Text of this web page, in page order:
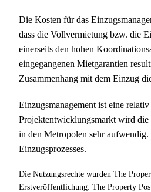
Die Kosten für das
dass die Vollvermietung bzw. die
einerseits den hohen
eingegangenen Mietgarantien
Zusammenhang mit dem Einzug
Einzugsmanagement ist eine
Projektentwicklungsmarkt wird die
in den Metropolen sehr
Einzugsprozesses.
Die Nutzungsrechte wurden The
Erstveröffentlichung: The Property